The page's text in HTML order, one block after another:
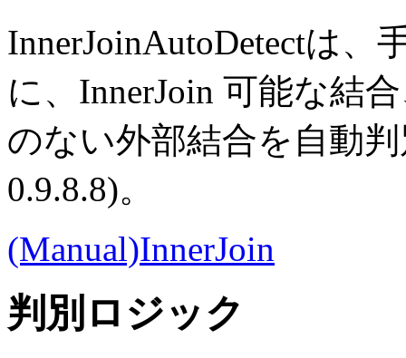
InnerJoinAutoDetectは、
に、InnerJoin 可能な結
のない外部結合を自動
0.9.8.8)。
(Manual)InnerJoin
判別ロジック